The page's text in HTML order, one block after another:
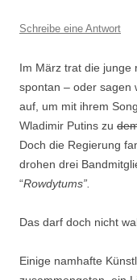
Schreibe eine Antwort
Im März trat die junge
spontan – oder sagen
auf, um mit ihrem Song
Wladimir Putins zu
Doch die Regierung
drohen drei
“Rowdytums”.
Das darf doch nicht
Einige namhafte